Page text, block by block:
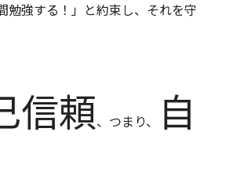
勉強する！」と約束し、それを守
信頼、つまり、
自